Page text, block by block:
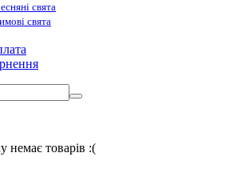
свята
свята
немає товарів :(